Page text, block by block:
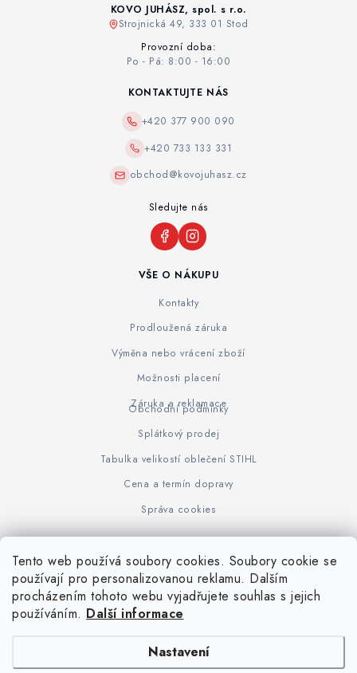
Tento web používá soubory cookies. Soubory cookie se
používají pro personalizovanou reklamu. Dalším
procházením tohoto webu vyjadřujete souhlas s jejich
používáním. Další informace
Nastavení
KOVO JUHÁSZ, spol. s r.o.
Strojnická 49, 333 01 Stod
Provozní doba:
Po - Pá: 8:00 - 16:00
VŠE O NÁKUPU
Kontakty
Prodloužená záruka
Výměna nebo vrácení zboží
Možnosti placení
Záruka a reklamace
Obchodní podmínky
Splátkový prodej
Tabulka velikostí oblečení STIHL
Cena a termín dopravy
Správa cookies
KONTAKTUJTE NÁS
+420 377 900 090
+420 733 133 331
obchod@kovojuhasz.cz
Sledujte nás
www.KOVOJUHASZ.cz Výrobce STIHL STIHL Timbersport